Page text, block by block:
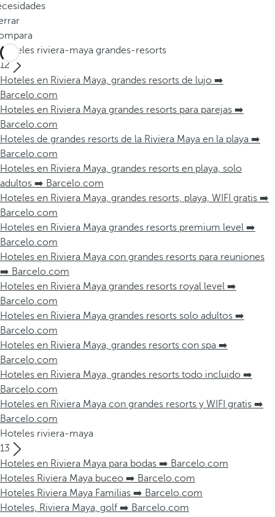
Hoteles riviera-maya grandes-resorts
12
Hoteles en Riviera Maya, grandes resorts de lujo ➡️
Barcelo.com
Hoteles en Riviera Maya grandes resorts para parejas ➡️
Barcelo.com
Hoteles de grandes resorts de la Riviera Maya en la playa ➡️
Barcelo.com
Hoteles en Riviera Maya, grandes resorts en playa, solo
adultos ➡️ Barcelo.com
Hoteles en Riviera Maya, grandes resorts, playa, WIFI gratis ➡️
Barcelo.com
Hoteles en Riviera Maya grandes resorts premium level ➡️
Barcelo.com
Hoteles en Riviera Maya con grandes resorts para reuniones
➡️ Barcelo.com
Hoteles en Riviera Maya grandes resorts royal level ➡️
Barcelo.com
Hoteles en Riviera Maya grandes resorts solo adultos ➡️
Barcelo.com
Hoteles en Riviera Maya, grandes resorts con spa ➡️
Barcelo.com
Hoteles en Riviera Maya, grandes resorts todo incluido ➡️
Barcelo.com
Hoteles en Riviera Maya con grandes resorts y WIFI gratis ➡️
Barcelo.com
Hoteles riviera-maya
13
Hoteles en Riviera Maya para bodas ➡️ Barcelo.com
Hoteles Riviera Maya buceo ➡️ Barcelo.com
Hoteles Riviera Maya Familias ➡️ Barcelo.com
Hoteles, Riviera Maya, golf ➡️ Barcelo.com